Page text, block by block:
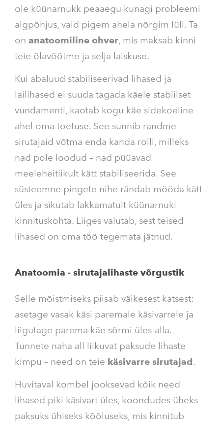
ole küünarnukk peaaegu kunagi probleemi
algpõhjus, vaid pigem ahela nõrgim lüli. Ta
on anatoomiline ohver, mis maksab kinni
teie õlavöötme ja selja laiskuse.
Kui abaluud stabiliseerivad lihased ja
lailihased ei suuda tagada käele stabiilset
vundamenti, kaotab kogu käe sidekoeline
ahel oma toetuse. See sunnib randme
sirutajaid võtma enda kanda rolli, milleks
nad pole loodud – nad püüavad
meeleheitlikult kätt stabiliseerida. See
süsteemne pingete nihe rändab mööda kätt
üles ja sikutab lakkamatult küünarnuki
kinnituskohta. Liiges valutab, sest teised
lihased on oma töö tegemata jätnud.
Anatoomia - sirutajalihaste võrgustik
Selle mõistmiseks piisab väikesest katsest:
asetage vasak käsi paremale käsivarrele ja
liigutage parema käe sõrmi üles-alla.
Tunnete naha all liikuvat paksude lihaste
kimpu – need on teie käsivarre sirutajad.
Huvitaval kombel jooksevad kõik need
lihased piki käsivart üles, koondudes üheks
paksuks ühiseks kõõluseks, mis kinnitub